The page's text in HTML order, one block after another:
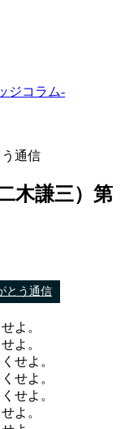
ジコラム-
通信
木謙三）第
とう通信
よ。
よ。
せよ。
せよ。
せよ。
よ。